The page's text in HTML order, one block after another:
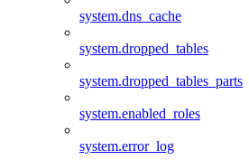
system.dns_cache
system.dropped_tables
system.dropped_tables_parts
system.enabled_roles
system.error_log